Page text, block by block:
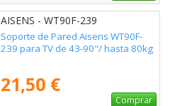
AISENS - WT90F-239
Soporte de Pared Aisens WT90F-
239 para TV de 43-90"/ hasta 80kg
21,50 €
Comprar